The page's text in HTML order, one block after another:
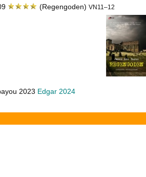
(Regengoden) VN11–12
2023 Edgar 2024